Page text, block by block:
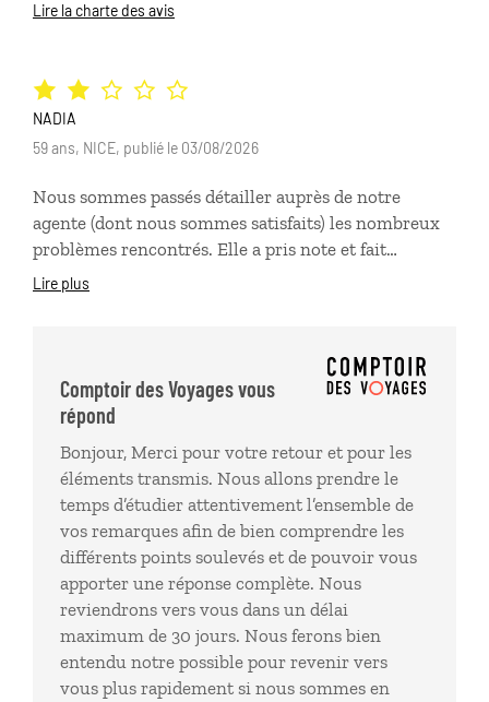
Lire la charte des avis
Nous sommes passés détailler auprès de notre
agente (dont nous sommes satisfaits) les nombreux
problèmes rencontrés. Elle a pris note et fait
remonter auprès de sa hiérarchie. Elle m'a assurée
Lire plus
NADIA
59 ans, NICE, publié le 03/08/2026
Comptoir des Voyages vous
répond
Bonjour, Merci pour votre retour et pour les
éléments transmis. Nous allons prendre le
temps d’étudier attentivement l’ensemble de
vos remarques afin de bien comprendre les
différents points soulevés et de pouvoir vous
apporter une réponse complète. Nous
reviendrons vers vous dans un délai
maximum de 30 jours. Nous ferons bien
entendu notre possible pour revenir vers
vous plus rapidement si nous sommes en